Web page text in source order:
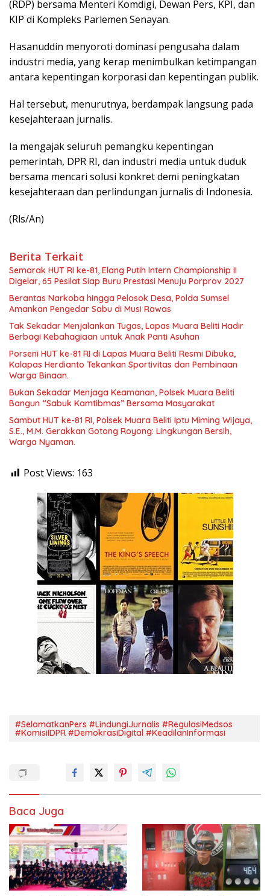
(RDP) bersama Menteri Komdigi, Dewan Pers, KPI, dan
KIP di Kompleks Parlemen Senayan.
Hasanuddin menyoroti dominasi pengusaha dalam
industri media, yang kerap menimbulkan ketimpangan
antara kepentingan korporasi dan kepentingan publik.
Hal tersebut, menurutnya, berdampak langsung pada
kesejahteraan jurnalis.
Ia mengajak seluruh pemangku kepentingan
pemerintah, DPR RI, dan industri media untuk duduk
bersama mencari solusi konkret demi peningkatan
kesejahteraan dan perlindungan jurnalis di Indonesia.
(Rls/An)
Berita Terkait
Semarak HUT RI ke-81, Elang Putih Intern Championship II
Digelar, 65 Pesilat Siap Buru Prestasi Menuju Porprov 2027
Berantas Narkoba hingga Pelosok Desa, Polda Sumsel
Amankan Pengedar Sabu di Musi Rawas
Tak Sekadar Menjalankan Tugas, Lapas Muara Beliti Hadir
Berbagi Kebahagiaan untuk Anak Panti Asuhan
Porseni HUT ke-81 RI di Lapas Muara Beliti Resmi Dibuka,
Kalapas Herdianto Tekankan Sportivitas dan Pembinaan
Warga Binaan.
Bukan Sekadar Menjaga Keamanan, Polsek Muara Beliti
Bangun “Sabuk Kamtibmas” Bersama Masyarakat
Sambut HUT ke-81 RI, Polsek Muara Beliti Iptu Miming Wijaya,
S.E., M.M. Gerakkan Gotong Royong: Lingkungan Bersih,
Warga Nyaman.
Post Views: 163
#SelamatkanPers #LindungiJurnalis #RegulasiMedsos
#KomisiIDPR #DemokrasiDigital #KeadilanInformasi
Baca Juga